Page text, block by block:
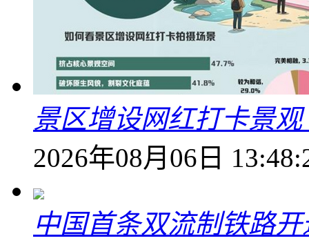
景区增设网红打卡景
2026年08月06日
中国首条双流制铁路